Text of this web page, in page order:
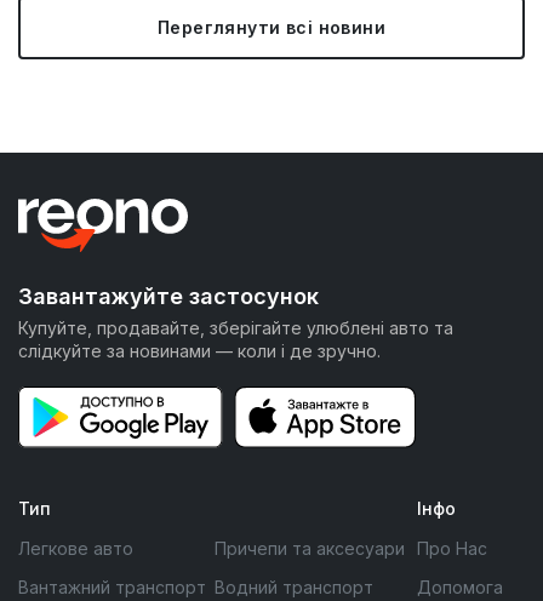
Переглянути всі новини
Завантажуйте застосунок
Купуйте, продавайте, зберігайте улюблені авто та
слідкуйте за новинами — коли і де зручно.
Тип
Легкове авто
Вантажний транспорт
Причепи та аксесуари
Водний транспорт
Інфо
Про Нас
Допомога